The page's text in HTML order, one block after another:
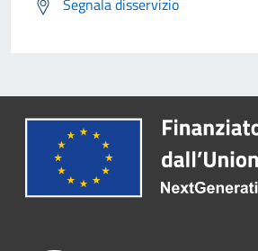
Segnala disservizio